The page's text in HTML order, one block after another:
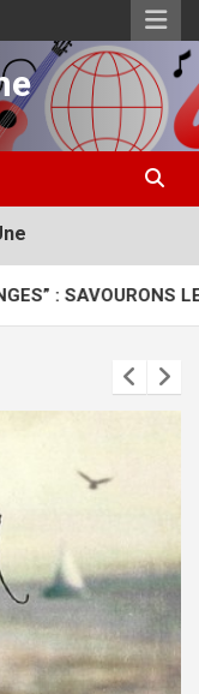
LE NOUVEL